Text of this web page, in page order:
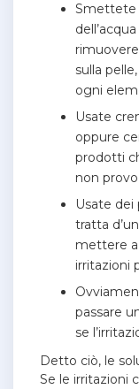
Smettete
sulla
ogni
Usate
oppure
prodotti
non
Usate dei
tratta
mettere
irritazioni
passare
se
Detto ciò, le
Se le irritazioni